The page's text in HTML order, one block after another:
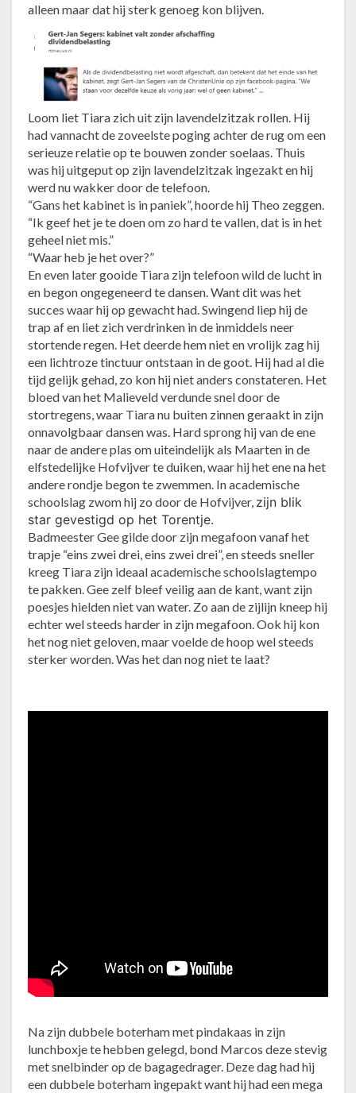
alleen maar dat hij sterk genoeg kon blijven.
Loom liet Tiara zich uit zijn lavendelzitzak rollen. Hij
had vannacht de zoveelste poging achter de rug om een
serieuze relatie op te bouwen zonder soelaas. Thuis
was hij uitgeput op zijn lavendelzitzak ingezakt en hij
werd nu wakker door de telefoon.
“Gans het kabinet is in paniek”, hoorde hij Theo zeggen.
“Ik geef het je te doen om zo hard te vallen, dat is in het
geheel niet mis.”
“Waar heb je het over?”
En even later gooide Tiara zijn telefoon wild de lucht in
en begon ongegeneerd te dansen. Want dit was het
succes waar hij op gewacht had. Swingend liep hij de
trap af en liet zich verdrinken in de inmiddels neer
stortende regen. Het deerde hem niet en vrolijk zag hij
een lichtroze tinctuur ontstaan in de goot. Hij had al die
tijd gelijk gehad, zo kon hij niet anders constateren. Het
bloed van het Malieveld verdunde snel door de
stortregens, waar Tiara nu buiten zinnen geraakt in zijn
onnavolgbaar dansen was. Hard sprong hij van de ene
naar de andere plas om uiteindelijk als Maarten in de
elfstedelijke Hofvijver te duiken, waar hij het ene na het
andere rondje begon te zwemmen. In academische
schoolslag zwom hij zo door de Hofvijver, zijn blik
star gevestigd op het Torentje.
Badmeester Gee gilde door zijn megafoon vanaf het
trapje “eins zwei drei, eins zwei drei”, en steeds sneller
kreeg Tiara zijn ideaal academische schoolslagtempo
te pakken. Gee zelf bleef veilig aan de kant, want zijn
poesjes hielden niet van water. Zo aan de zijlijn kneep hij
echter wel steeds harder in zijn megafoon. Ook hij kon
het nog niet geloven, maar voelde de hoop wel steeds
sterker worden. Was het dan nog niet te laat?
Na zijn dubbele boterham met pindakaas in zijn
lunchboxje te hebben gelegd, bond Marcos deze stevig
met snelbinder op de bagagedrager. Deze dag had hij
een dubbele boterham ingepakt want hij had een mega